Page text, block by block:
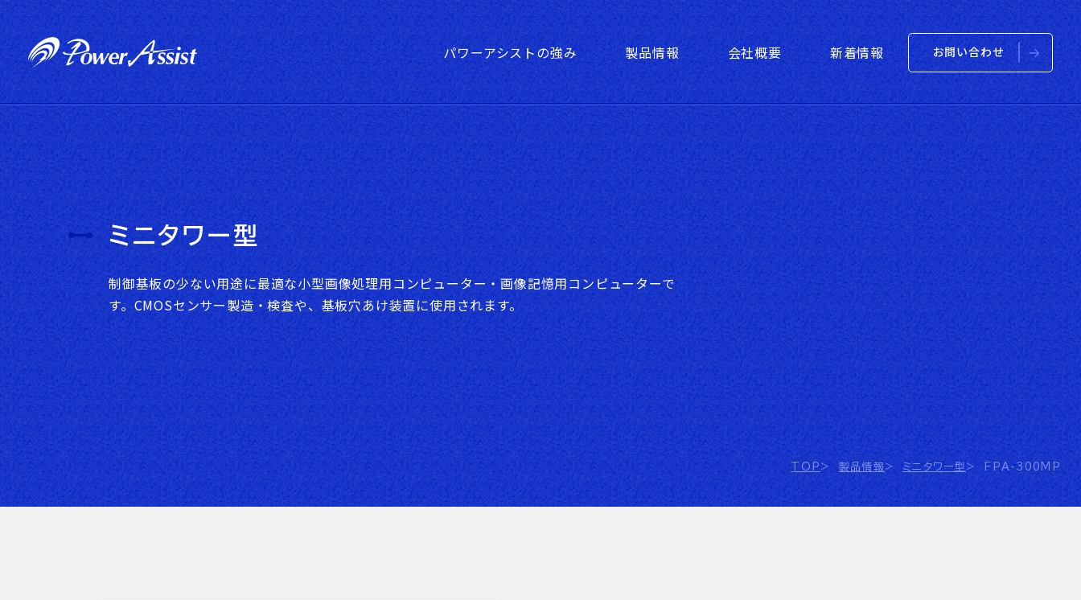
株式会社パワーアシスト
パワーアシストの強み
パワーアシストの
強み
詳しくはこちら
産業用PCの業界別課題解決方法はこちら
半導体ウエハー検査装置における産業用PCについて
半導体製造検査装置関連における産業用PCについて
一覧はこちら
Service
製品情報
製品情報
一覧はこちら
GPU搭載ミドルタワー型 ラックマウント型
フロントアクセス型 NTM型
miniITX型
Products
会社概要 新着情報 お問い合わせ
ミニタワー型
制御基板の少ない用途に最適な小型画像処理用コンピューター・画像記憶用コンピューターで
す。CMOSセンサー製造・検査や、基板穴あけ装置に使用されます。
TOP 製品情報 ミニタワー型 FPA-300MP